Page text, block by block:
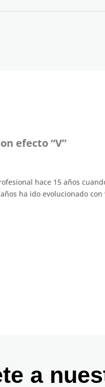
efecto “V”
hace 15 años
ha ido evolucionado con
a